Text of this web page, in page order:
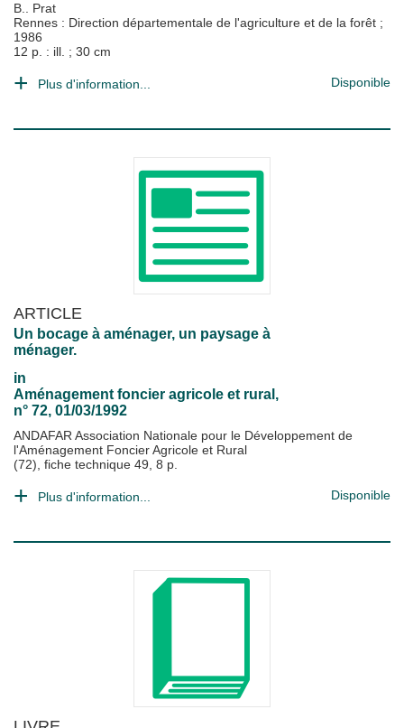
B.. Prat
Rennes : Direction départementale de l'agriculture et de la forêt ;
1986
12 p. : ill. ; 30 cm
Plus d'information... Disponible
ARTICLE
Un bocage à aménager, un paysage à
ménager.
in
Aménagement foncier agricole et rural ,
n° 72, 01/03/1992
ANDAFAR Association Nationale pour le Développement de
l'Aménagement Foncier Agricole et Rural
(72), fiche technique 49, 8 p.
Plus d'information... Disponible